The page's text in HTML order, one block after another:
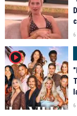
6
player2
6